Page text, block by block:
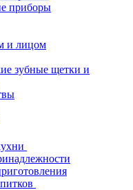
приборы
и лицом
зубные щетки и